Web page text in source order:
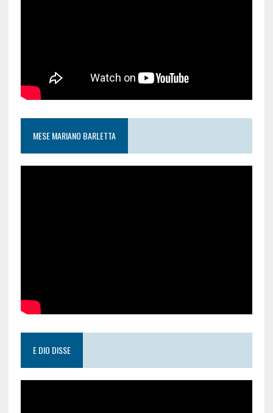
MESE MARIANO BARLETTA
E DIO DISSE